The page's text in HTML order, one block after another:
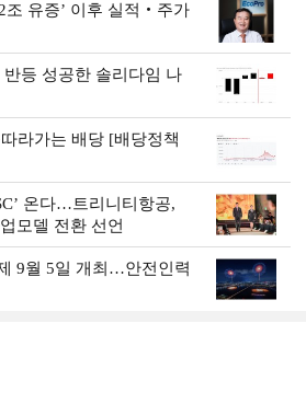
조 유증’ 이후 실적‧주가
등 성공한 솔리다임 나
라가는 배당 [배당정책
온다…트리니티항공,
모델 전환 선언
9월 5일 개최…안전인력